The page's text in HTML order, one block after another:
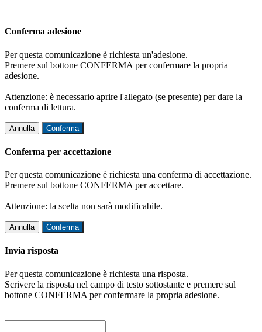
Conferma adesione
Per questa comunicazione è richiesta un'adesione.
Premere sul bottone CONFERMA per confermare la propria
adesione.
Attenzione: è necessario aprire l'allegato (se presente) per dare la
conferma di lettura.
Annulla Conferma
Conferma per accettazione
Per questa comunicazione è richiesta una conferma di accettazione.
Premere sul bottone CONFERMA per accettare.
Attenzione: la scelta non sarà modificabile.
Annulla Conferma
Invia risposta
Per questa comunicazione è richiesta una risposta.
Scrivere la risposta nel campo di testo sottostante e premere sul
bottone CONFERMA per confermare la propria adesione.